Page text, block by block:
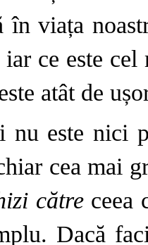
în viața
ce este
atât de
nu este nici
cea mai
cătreceea
Dacă